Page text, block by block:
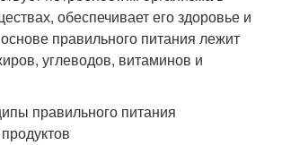
обеспечивает его здоровье и
правильного питания лежит
углеводов, витаминов и
правильного питания